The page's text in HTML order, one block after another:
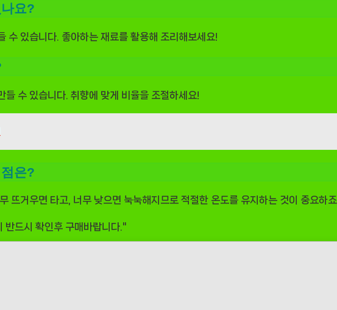
요?
수 있습니다. 좋아하는 재료를 활용해 조리해보세요!
수 있습니다. 취향에 맞게 비율을 조절하세요!
은?
뜨거우면 타고, 너무 낮으면 눅눅해지므로 적절한 온도를 유지하는 것이 중요하죠.
반드시 확인후 구매바랍니다."